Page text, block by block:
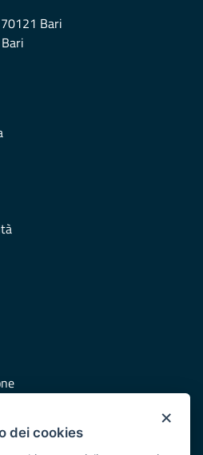
Bari
Puglia
×
dei cookies